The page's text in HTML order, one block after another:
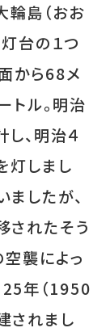
島（おお
台の１つ
から68メ
トル。明治
、明治４
灯しまし
したが、
されたそう
空襲によっ
年（1950
されまし